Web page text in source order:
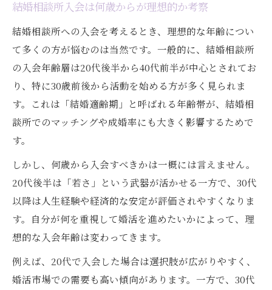
結婚相談所入会は何歳からが理想的か考察
結婚相談所への入会を考えるとき、理想的な年齢につい
て多くの方が悩むのは当然です。一般的に、結婚相談所
の入会年齢層は20代後半から40代前半が中心とされてお
り、特に30歳前後から活動を始める方が多く見られま
す。これは「結婚適齢期」と呼ばれる年齢帯が、結婚相
談所でのマッチングや成婚率にも大きく影響するためで
す。
しかし、何歳から入会すべきかは一概には言えません。
20代後半は「若さ」という武器が活かせる一方で、30代
以降は人生経験や経済的な安定が評価されやすくなりま
す。自分が何を重視して婚活を進めたいかによって、理
想的な入会年齢は変わってきます。
例えば、20代で入会した場合は選択肢が広がりやすく、
婚活市場での需要も高い傾向があります。一方で、30代